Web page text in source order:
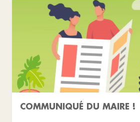
COMMUNIQUÉ DU MAIRE !